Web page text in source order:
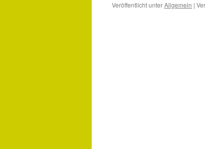
Veröffentlicht unterAllgemein |